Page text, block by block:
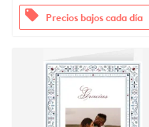
offers Precios bajos cada día